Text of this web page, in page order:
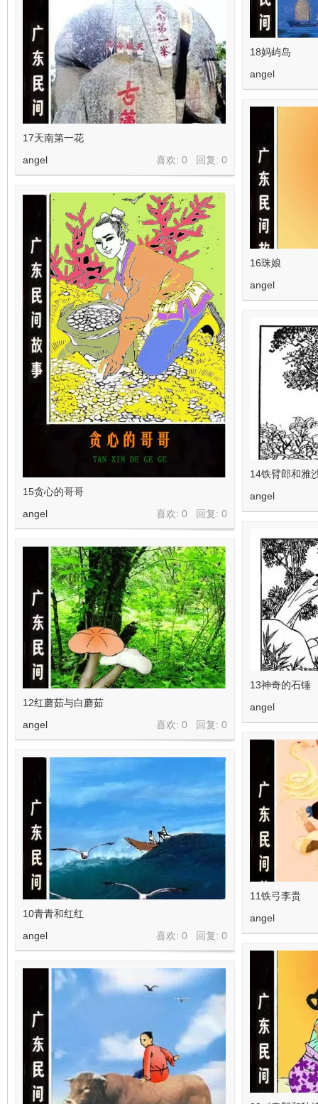
18妈屿岛
angel
17天南第一花
喜欢: 0 回复: 0
angel
16珠娘
angel
15贪心的哥哥
喜欢: 0 回复: 0
angel
14铁臂郎和雅
angel
13神奇的石锤
angel
12红蘑茹与白蘑茹
喜欢: 0 回复: 0
angel
11铁弓李贵
angel
10青青和红红
喜欢: 0 回复: 0
angel